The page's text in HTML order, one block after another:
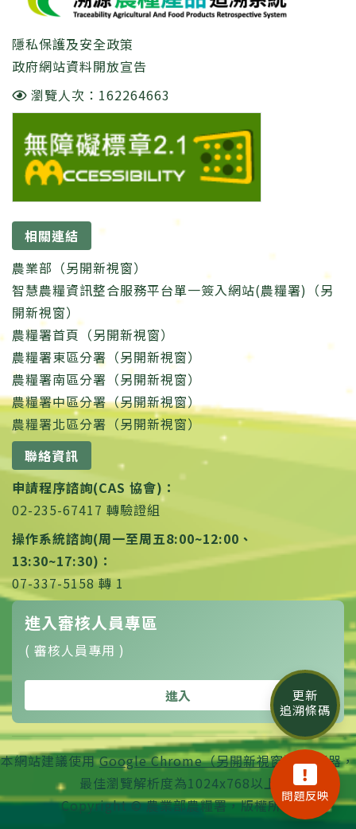
更新
追溯條碼
問題反映
隱私保護及安全政策
政府網站資料開放宣告
瀏覽人次：162264663
相關連結
農業部（另開新視窗）
智慧農糧資訊整合服務平台單一簽入網站(農糧署)（另
開新視窗）
農糧署首頁（另開新視窗）
農糧署東區分署（另開新視窗）
農糧署南區分署（另開新視窗）
農糧署中區分署（另開新視窗）
農糧署北區分署（另開新視窗）
聯絡資訊
申請程序諮詢(CAS 協會)：
02-235-67417 轉驗證組
操作系統諮詢(周一至周五8:00~12:00、
13:30~17:30)：
07-337-5158 轉 1
進入審核人員專區
( 審核人員專用 )
進入
本網站建議使用Google Chrome（另開新視窗）瀏覽器，
最佳瀏覽解析度為1024x768以上
Copyright © 農業部農糧署，版權所有